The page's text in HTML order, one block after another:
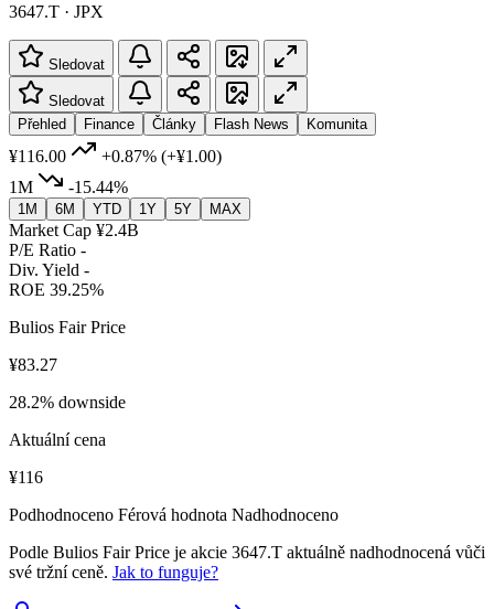
3647.T · JPX
Sledovat
Sledovat
Přehled
Finance Články Flash News Komunita
¥116.00 +0.87% (+¥1.00)
1M
-15.44%
1M 6M YTD 1Y 5Y MAX
Market Cap ¥2.4B
P/E Ratio -
Div. Yield -
ROE 39.25%
Bulios Fair Price
¥83.27
28.2% downside
Aktuální cena
¥116
Podhodnoceno Férová hodnota Nadhodnoceno
Podle Bulios Fair Price je akcie 3647.T aktuálně nadhodnocená vůči
své tržní ceně. Jak to funguje?